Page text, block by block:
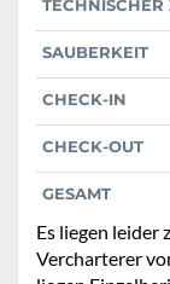
TECHNISCHER
SAUBERKEIT
CHECK-IN
CHECK-OUT
GESAMT
Es liegen leider
Vercharterer